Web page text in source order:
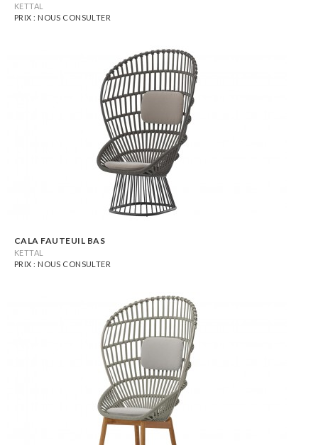
KETTAL
PRIX : NOUS CONSULTER
CALA FAUTEUIL BAS
KETTAL
PRIX : NOUS CONSULTER